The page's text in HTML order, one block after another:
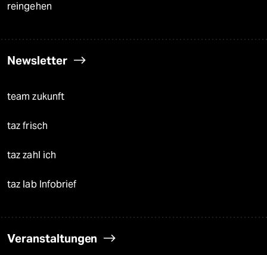
reingehen
Newsletter
team zukunft
taz frisch
taz zahl ich
taz lab Infobrief
Veranstaltungen